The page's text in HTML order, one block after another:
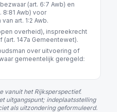
(art. 6:7 Awb) en
Awb) voor
art. 1:2 Awb.
overheid), inspreekrecht
(art. 147a Gemeentewet).
over uitvoering of
gemeentelijk geregeld:
vanuit het Rijksperspectief.
uitgangspunt; indeplaatsstelling
als uitzondering geformuleerd.